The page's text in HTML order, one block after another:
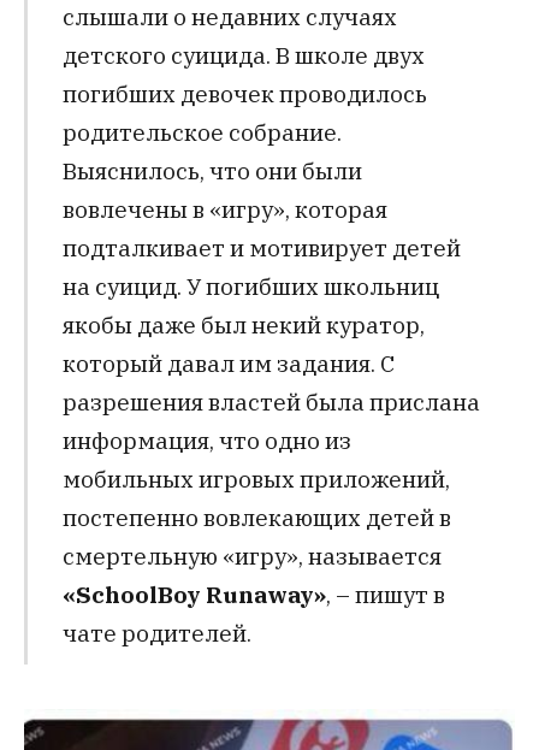
слышали о недавних случаях
детского суицида. В школе двух
погибших девочек проводилось
родительское собрание.
Выяснилось, что они были
вовлечены в «игру», которая
подталкивает и мотивирует детей
на суицид. У погибших школьниц
якобы даже был некий куратор,
который давал им задания. С
разрешения властей была прислана
информация, что одно из
мобильных игровых приложений,
постепенно вовлекающих детей в
смертельную «игру», называется
«SchoolBoy Runaway», – пишут в
чате родителей.